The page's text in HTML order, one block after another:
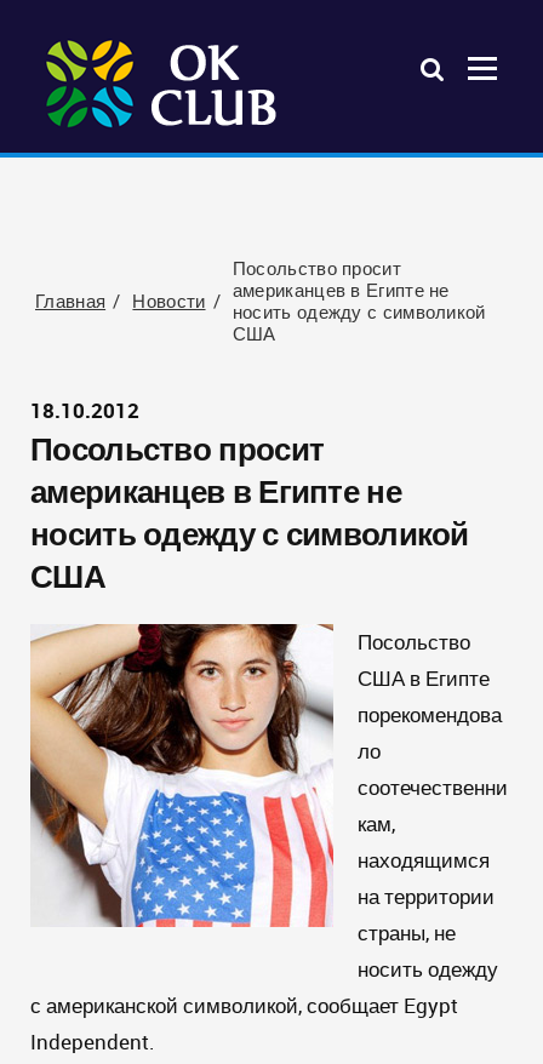
Главная Новости
Посольство просит
американцев в Египте не
носить одежду с символикой
США
18.10.2012
Посольство просит
американцев в Египте не
носить одежду с символикой
США
Посольство
США в Египте
порекомендова
ло
соотечественни
кам,
находящимся
на территории
страны, не
носить одежду
с американской символикой, сообщает Egypt
Independent.